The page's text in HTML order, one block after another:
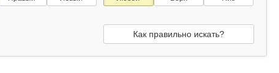
Как правильно искать?